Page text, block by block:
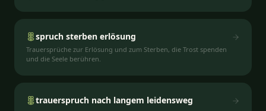
spruch sterben erlösung
Trauersprüche zur Erlösung und zum Sterben, die Trost spenden
und die Seele berühren.
trauerspruch nach langem leidensweg